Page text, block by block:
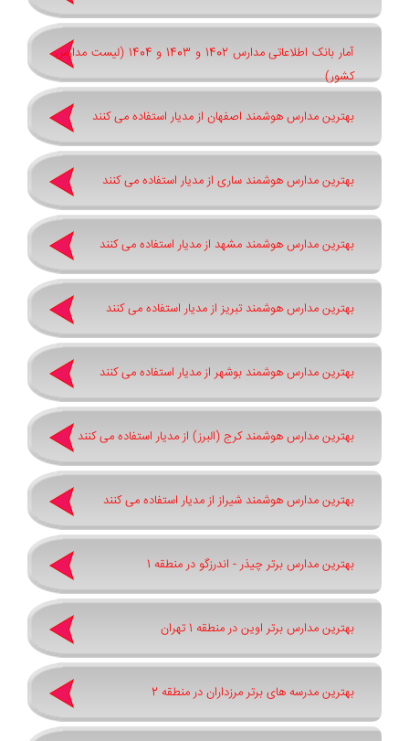
آمار بانک اطلاعاتی مدارس 1402 و 1403 و 1404 (لیست مدارس
کشور)
بهترین مدارس هوشمند اصفهان از مدیار استفاده می کنند
بهترین مدارس هوشمند ساری از مدیار استفاده می کنند
بهترین مدارس هوشمند مشهد از مدیار استفاده می کنند
بهترین مدارس هوشمند تبریز از مدیار استفاده می کنند
بهترین مدارس هوشمند بوشهر از مدیار استفاده می کنند
بهترین مدارس هوشمند کرج (البرز) از مدیار استفاده می کنند
بهترین مدارس هوشمند شیراز از مدیار استفاده می کنند
بهترین مدارس برتر چیذر - اندرزگو در منطقه 1
بهترین مدارس برتر اوین در منطقه 1 تهران
بهترین مدرسه های برتر مرزداران در منطقه 2